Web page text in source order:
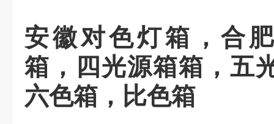
安徽对色灯箱，合
箱，四光源箱箱，五
六色箱，比色箱